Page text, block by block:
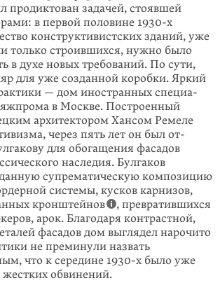
продиктован зада­чей, стоявшей
в первой половине 1930-х
конструктиви­стских зданий, уже
только строившихся, нужно было
в духе новых требований. По сути,
для уже со­зданной коробки. Яркий
— дом ино­странных специа­
в Москве. Построенный
архи­тектором Хансом Ремеле
через пять лет он был от­
для обогащения фасадов
наследия. Булгаков
супрематическую композицию
системы, кусков карнизов,
кронштейнов
, превратившихся
арок. Благодаря контра­стной,
фасадов дом выглядел нарочито
не преминули назвать
что к середине 1930-х было уже
обвинений.